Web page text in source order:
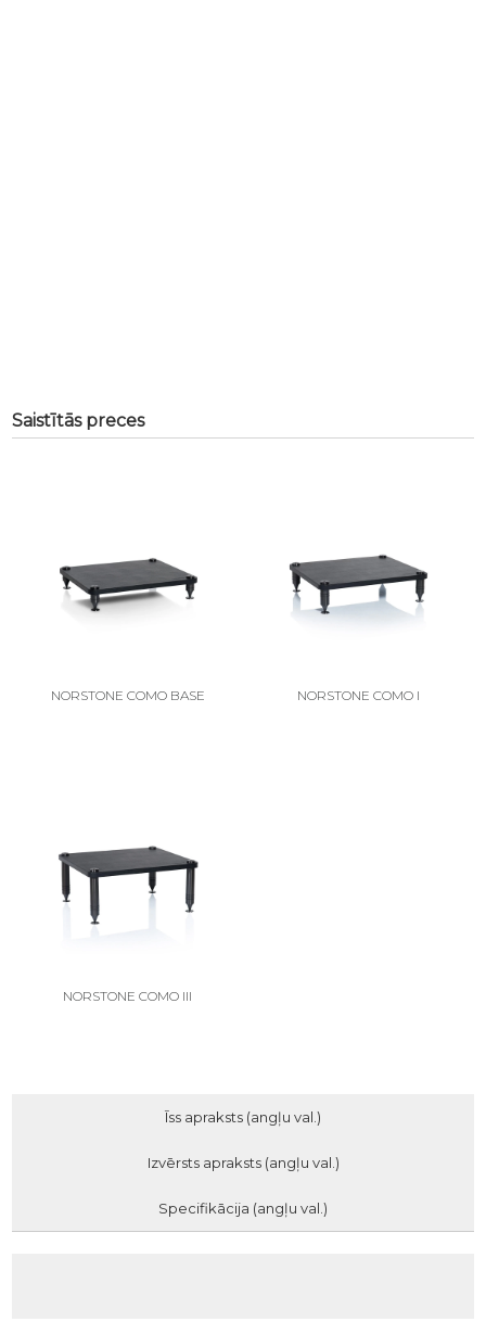
Saistītās preces
NORSTONE COMO BASE NORSTONE COMO I
NORSTONE COMO III
Īss apraksts (angļu val.)
Izvērsts apraksts (angļu val.)
Specifikācija (angļu val.)